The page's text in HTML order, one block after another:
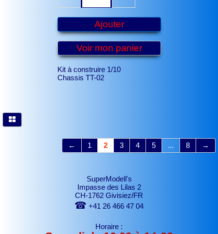
Ajouter
Voir mon panier
Kit à construire 1/10
Chassis TT-02
← 1 2 3 4 5 ... 8 →
SuperModell's
Impasse des Lilas 2
CH-1762 Givisiez/FR
☎ +41 26 466 47 04
Horaire :